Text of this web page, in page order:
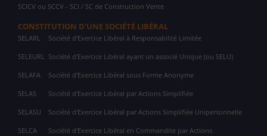
SCICV ou SCCV - SCI / SC de Construction Vente
CONSTITUTION D'UNE SOCIÉTÉ LIBÉRAL
SELARL Société d'Exercice Libéral à Responsabilité Limitée
SELEURL Société d'Exercice Libéral ayant un associé Unique (ou SELU)
SELAFA Société d'Exercice Libéral sous Forme Anonyme
SELAS Société d'Exercice Libéral par Actions Simplifiée
SELASU Société d'Exercice Libéral par Actions Simplifiée Unipersonnelle
SELCA Société d'Exercice Libéral en Commandite par Actions